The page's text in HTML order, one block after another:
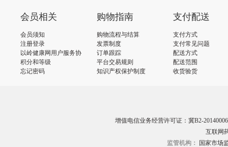
会员相关
会员须知
注册登录
以岭健康网用户服务协
议
积分和等级
忘记密码
购物指南
购物流程与结算
发票制度
订单跟踪
平台交易规则
知识产权保护制度
支付配送
支付方式
支付常见问题
配送方式
配送范围
收货验货
增值电信业务经营许可证：冀B2-20140006
互联网
监管机构：
国家市场